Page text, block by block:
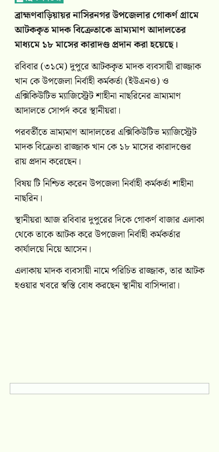
ব্রাহ্মণবাড়িয়ায়র নাসিরনগর উপজেলার গোকর্ণ গ্ৰামে
আটককৃত মাদক বিক্রেতাকে ভ্রাম্যমাণ আদালতের
মাধ্যমে ১৮ মাসের কারাদণ্ড প্রদান করা হয়েছে।
রবিবার (৩১মে) দুপুরে আটককৃত মাদক ব্যবসায়ী রাজ্জাক
খান কে উপজেলা নির্বাহী কর্মকর্তা (ইউএনও) ও
এক্সিকিউটিভ ম্যাজিস্ট্রেট শাহীনা নাছরিনের ভ্রাম্যমাণ
আদালতে সোপর্দ করে স্থানীয়রা।
পরবর্তীতে ভ্রাম্যমাণ আদালতের এক্সিকিউটিভ ম্যাজিস্ট্রেট
মাদক বিক্রেতা রাজ্জাক খান কে ১৮ মাসের কারাদণ্ডের
রায় প্রদান করেছেন।
বিষয় টি নিশ্চিত করেন উপজেলা নির্বাহী কর্মকর্তা শাহীনা
নাছরিন।
স্থানীয়রা আজ রবিবার দুপুরের দিকে গোকর্ণ বাজার এলাকা
থেকে তাকে আটক করে উপজেলা নির্বাহী কর্মকর্তার
কার্যালয়ে নিয়ে আসেন।
এলাকায় মাদক ব্যবসায়ী নামে পরিচিত রাজ্জাক, তার আটক
হওয়ার খবরে স্বস্তি বোধ করছেন স্থানীয় বাসিন্দারা।